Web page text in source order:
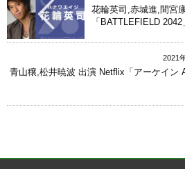
花輪英司,赤城進,間宮
「BATTLEFIELD 2042
2021
青山穣,松井暁波 出演 Netflix「アーケイン